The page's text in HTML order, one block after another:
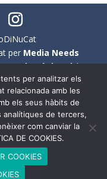
per Media Needs
|Avís legal|
l'ús no sexista del
de la seva
exhaustiva. Per
el femení com a
compta amb al
sexe femení.
per analitzar els
relacionada amb les
els seus hàbits de
analítiques de tercers,
com canviar la
DE COOKIES.
COOKIES